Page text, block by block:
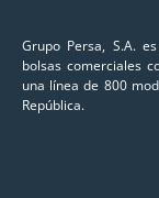
Grupo Persa, S.A.
bolsas comerciales
una línea de 800
República.